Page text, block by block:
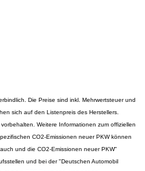
Die Preise sind inkl. Mehrwertsteuer und
sich auf den Listenpreis des Herstellers.
Weitere Informationen zum offiziellen
CO2-Emissionen neuer PKW können
und die CO2-Emissionen neuer PKW"
und bei der "Deutschen Automobil